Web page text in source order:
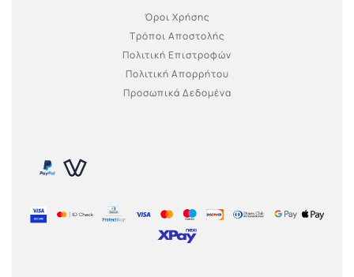
Όροι Χρήσης
Τρόποι Αποστολής
Πολιτική Επιστροφών
Πολιτική Απορρήτου
Προσωπικά Δεδομένα